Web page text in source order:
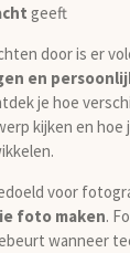
geeft
door is er
en
je hoe
kijken en hoe
voor
foto maken.
wanneer